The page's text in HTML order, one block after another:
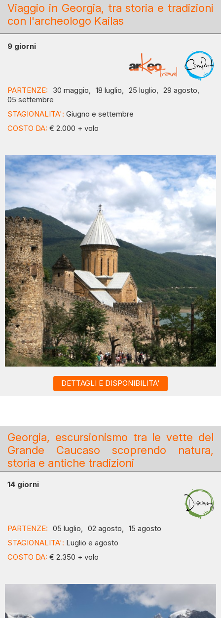
Viaggio in Georgia, tra storia e tradizioni
con l'archeologo Kailas
9 giorni
PARTENZE: 30 maggio, 18 luglio, 25 luglio, 29 agosto,
05 settembre
STAGIONALITA': Giugno e settembre
COSTO DA: € 2.000 + volo
DETTAGLI E DISPONIBILITA'
Georgia, escursionismo tra le vette del
Grande Caucaso scoprendo natura,
storia e antiche tradizioni
14 giorni
PARTENZE: 05 luglio, 02 agosto, 15 agosto
STAGIONALITA': Luglio e agosto
COSTO DA: € 2.350 + volo